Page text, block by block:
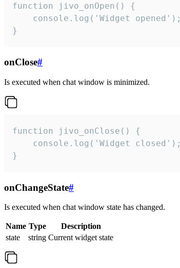
function jivo_onOpen() {
    console.log('Widget opened');
}
onClose#
Is executed when chat window is minimized.
function jivo_onClose() {
    console.log('Widget closed');
}
onChangeState#
Is executed when chat window state has changed.
Name Type
Description
state
string Current widget state